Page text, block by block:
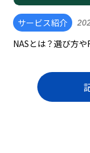
サービス紹介
NASとは？選び方